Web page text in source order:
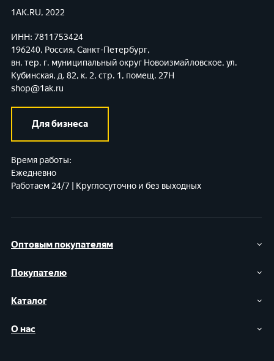
Оптовым покупателям
Покупателю
Каталог
О нас
1AK.RU, 2022
ИНН: 7811753424
196240, Россия, Санкт-Петербург,
вн. тер. г. муниципальный округ Новоизмайловское, ул.
Кубинская, д. 82, к. 2, стр. 1, помещ. 27Н
shop@1ak.ru
Для бизнеса
Время работы:
Ежедневно
Работаем 24/7 | Круглосуточно и без выходных